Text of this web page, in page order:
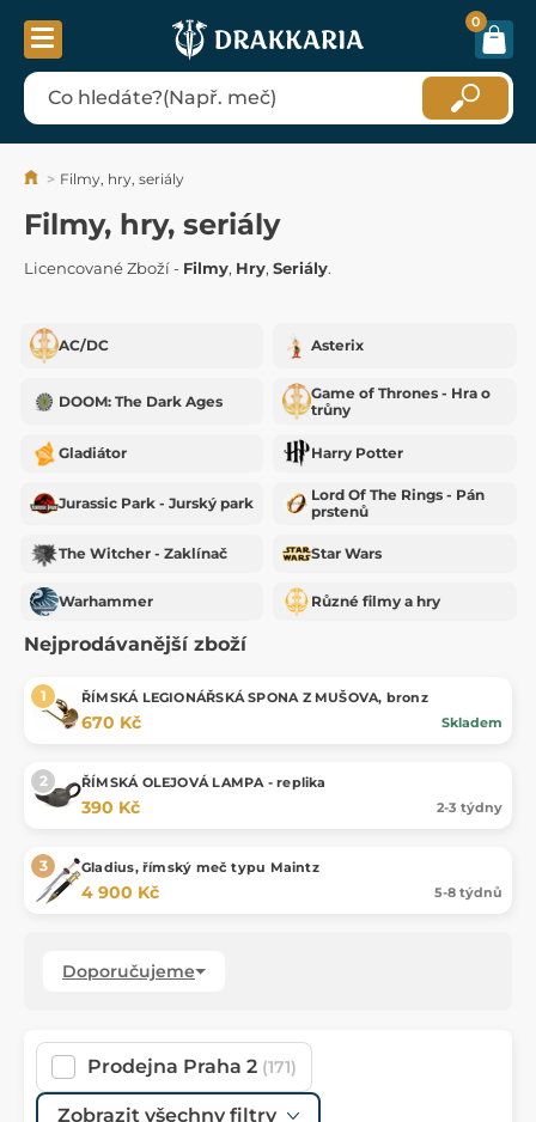
0
Filmy, hry, seriály
Filmy, hry, seriály
Licencované Zboží - Filmy, Hry, Seriály.
AC/DC Asterix
DOOM: The Dark Ages
Game of Thrones - Hra o
trůny
Gladiátor Harry Potter
Jurassic Park - Jurský park
Lord Of The Rings - Pán
prstenů
The Witcher - Zaklínač Star Wars
Warhammer Různé filmy a hry
Nejprodávanější zboží
ŘÍMSKÁ LEGIONÁŘSKÁ SPONA Z MUŠOVA, bronz
670 Kč Skladem
ŘÍMSKÁ OLEJOVÁ LAMPA - replika
390 Kč 2-3 týdny
Gladius, římský meč typu Maintz
4 900 Kč 5-8 týdnů
Doporučujeme
Prodejna Praha 2 (171)
Zobrazit všechny filtry